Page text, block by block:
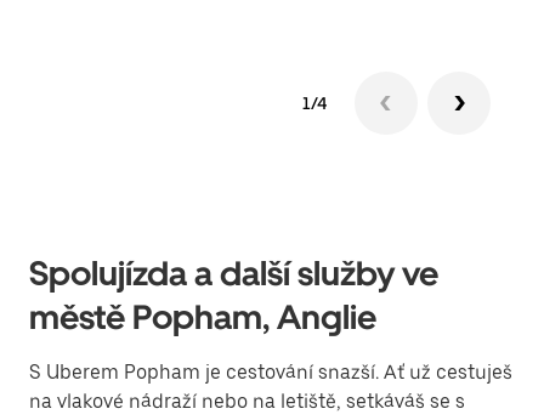
1/4
Spolujízda a další služby ve
městě Popham, Anglie
S Uberem Popham je cestování snazší. Ať už cestuješ
na vlakové nádraží nebo na letiště, setkáváš se s